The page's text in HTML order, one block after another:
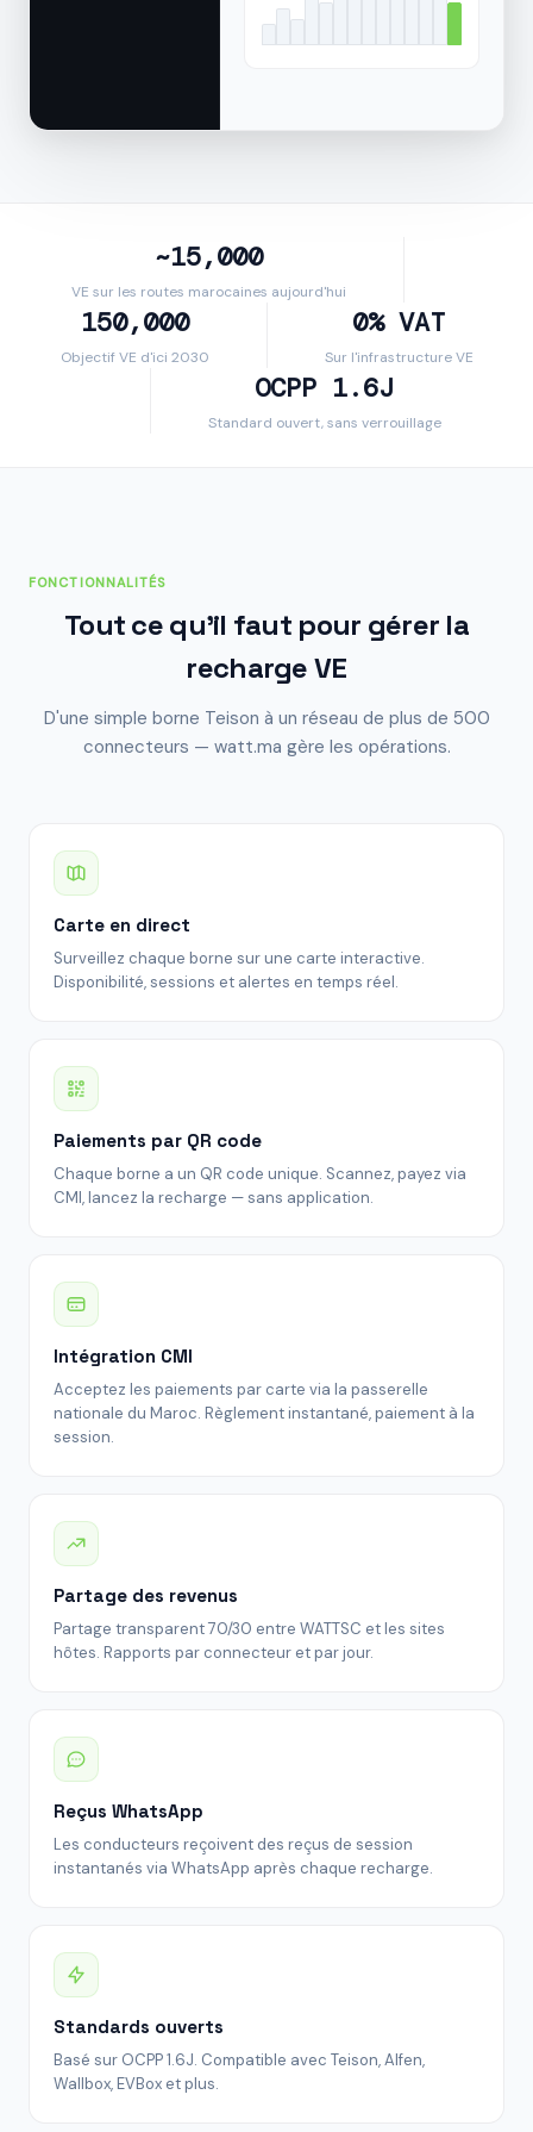
~15,000
VE sur les routes marocaines aujourd'hui
150,000
Objectif VE d'ici 2030
0% VAT
Sur l'infrastructure VE
OCPP 1.6J
Standard ouvert, sans verrouillage
FONCTIONNALITÉS
Tout ce qu'il faut pour gérer la
recharge VE
D'une simple borne Teison à un réseau de plus de 500
connecteurs — watt.ma gère les opérations.
Carte en direct
Surveillez chaque borne sur une carte interactive.
Disponibilité, sessions et alertes en temps réel.
Paiements par QR code
Chaque borne a un QR code unique. Scannez, payez via
CMI, lancez la recharge — sans application.
Intégration CMI
Acceptez les paiements par carte via la passerelle
nationale du Maroc. Règlement instantané, paiement à la
session.
Partage des revenus
Partage transparent 70/30 entre WATTSC et les sites
hôtes. Rapports par connecteur et par jour.
Reçus WhatsApp
Les conducteurs reçoivent des reçus de session
instantanés via WhatsApp après chaque recharge.
Standards ouverts
Basé sur OCPP 1.6J. Compatible avec Teison, Alfen,
Wallbox, EVBox et plus.